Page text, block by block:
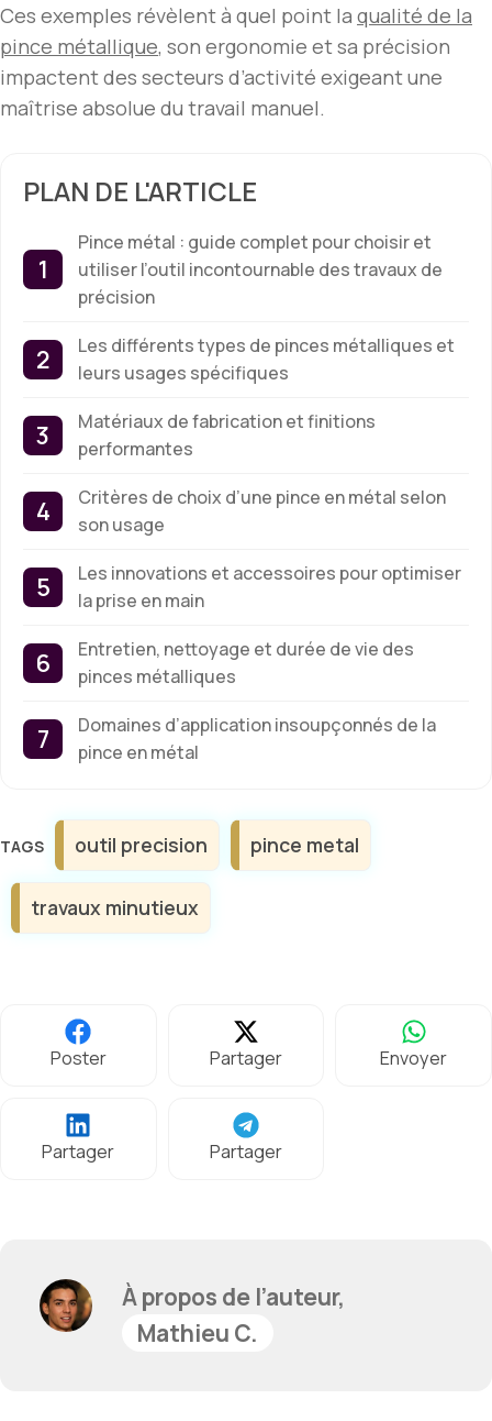
Ces exemples révèlent à quel point la qualité de la
pince métallique, son ergonomie et sa précision
impactent des secteurs d’activité exigeant une
maîtrise absolue du travail manuel.
PLAN DE L'ARTICLE
Pince métal : guide complet pour choisir et
utiliser l’outil incontournable des travaux de
précision
Les différents types de pinces métalliques et
leurs usages spécifiques
Matériaux de fabrication et finitions
performantes
Critères de choix d’une pince en métal selon
son usage
Les innovations et accessoires pour optimiser
la prise en main
Entretien, nettoyage et durée de vie des
pinces métalliques
Domaines d’application insoupçonnés de la
pince en métal
Étiquettes
outil precision pince metal
travaux minutieux
Poster Partager Envoyer
Partager Partager
À propos de l’auteur,
Mathieu C.